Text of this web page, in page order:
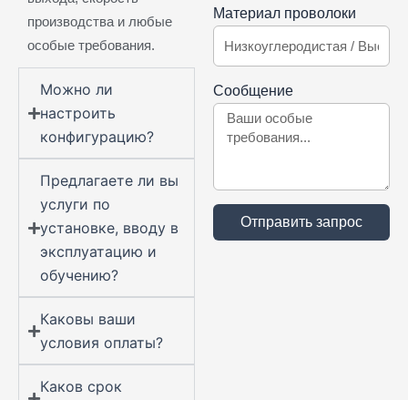
производства и любые
особые требования.
Можно ли
настроить
конфигурацию?
Предлагаете ли вы
услуги по
установке, вводу в
эксплуатацию и
обучению?
Каковы ваши
условия оплаты?
Каков срок
Материал проволоки
Сообщение
Отправить запрос